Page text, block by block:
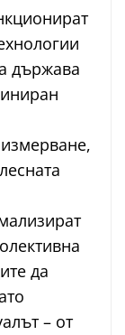
държава
да
– от